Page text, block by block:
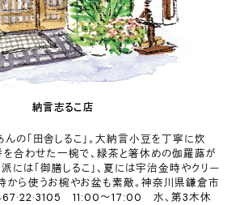
納言志るこ店
んの「田舎しるこ」。大納言小豆を丁寧に炊
を合わせた一椀で、緑茶と箸休めの伽羅蕗が
には「御膳しるこ」、夏には宇治金時やクリー
から使うお椀やお盆も素敵。神奈川県鎌倉市
11:00～17:00 水、第3木休